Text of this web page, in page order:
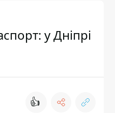
у Дніпрі
👍